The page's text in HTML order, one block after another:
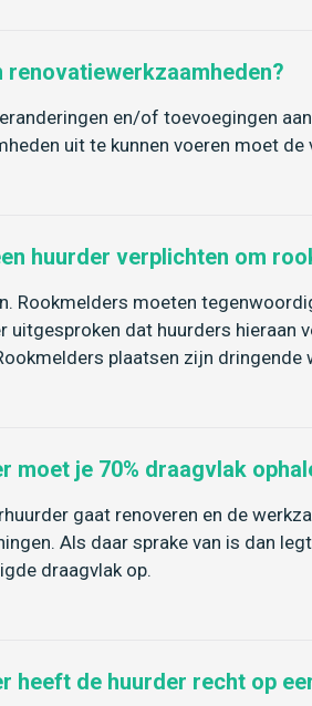
renovatiewerkzaamheden?
en/of toevoegingen
uit te kunnen voeren moet
huurder verplichten om
Rookmelders moeten
uitgesproken dat huurders hieraan
plaatsen zijn
moet je 70% draagvlak
gaat renoveren en de
Als daar sprake van is dan
draagvlak op.
heeft de huurder recht op